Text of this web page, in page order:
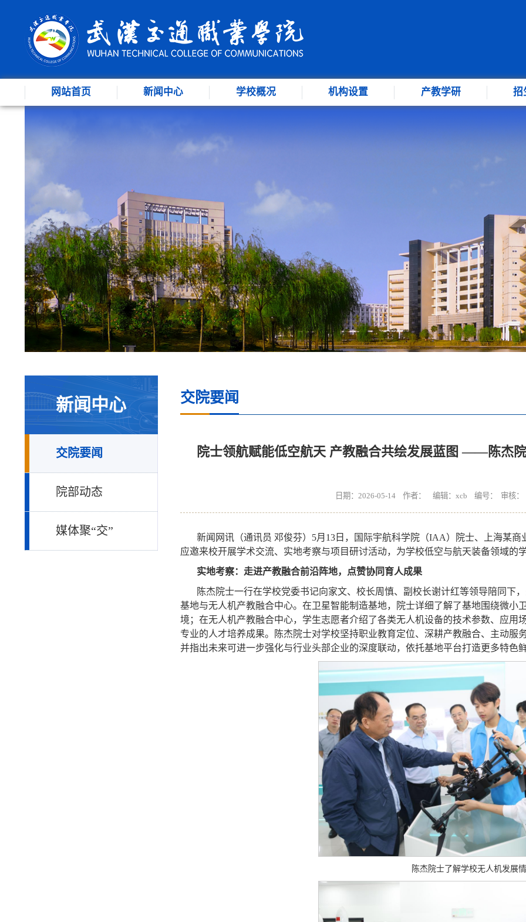
网站首页 新闻中心 学校概况 机构设置 产教学研 招
新闻中心
交院要闻
院部动态
媒体聚“交”
交院要闻
院士领航赋能低空航天 产教融合共绘发展蓝图 ——陈杰
日期：2026-05-14 作者： 编辑：xcb 编号： 审核
新闻网讯（通讯员 邓俊芬）5月13日，国际宇航科学院（IAA）院士、上海某
应邀来校开展学术交流、实地考察与项目研讨活动，为学校低空与航天装备领域的
实地考察：走进产教融合前沿阵地，点赞协同育人成果
陈杰院士一行在学校党委书记向家文、校长周慎、副校长谢计红等领导陪同下
基地与无人机产教融合中心。在卫星智能制造基地，院士详细了解了基地围绕微小
境；在无人机产教融合中心，学生志愿者介绍了各类无人机设备的技术参数、应用
专业的人才培养成果。陈杰院士对学校坚持职业教育定位、深耕产教融合、主动服
并指出未来可进一步强化与行业头部企业的深度联动，依托基地平台打造更多特色
陈杰院士了解学校无人机发展